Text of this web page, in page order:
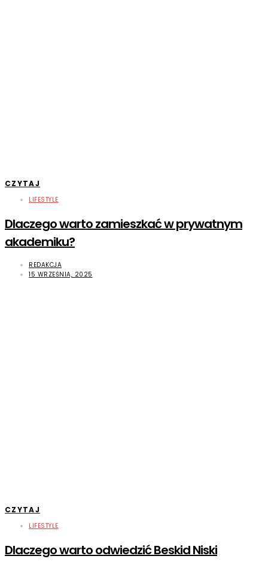
CZYTAJ
LIFESTYLE
Dlaczego warto zamieszkać w prywatnym
akademiku?
REDAKCJA
15 WRZEŚNIA, 2025
CZYTAJ
LIFESTYLE
Dlaczego warto odwiedzić Beskid Niski